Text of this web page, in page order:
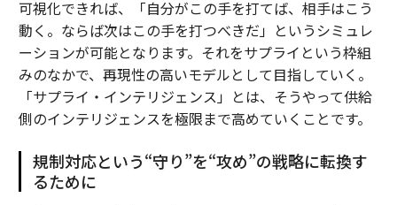
可視化できれば、「自分がこの手を打てば、相手はこう
動く。ならば次はこの手を打つべきだ」というシミュレ
ーションが可能となります。それをサプライという枠組
みのなかで、再現性の高いモデルとして目指していく。
「サプライ・インテリジェンス」とは、そうやって供給
側のインテリジェンスを極限まで高めていくことです。
規制対応という“守り”を“攻め”の戦略に転換す
るために